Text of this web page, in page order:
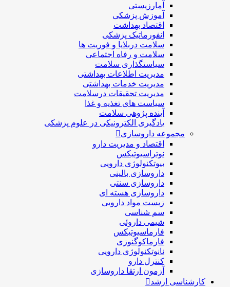
آمارزیستی
آموزش پزشکی
اقتصاد بهداشت
انفورماتیک پزشکی
سلامت دربلايا و فوريت ها
سلامت و رفاه اجتماعی
سیاستگذاری سلامت
مدیریت اطلاعات بهداشتی
مدیریت خدمات بهداشتی
مدیریت تحقیقات درسلامت
سیاست های تغذیه و غذا
آینده پژوهی سلامت
یادگیری الکترونیکی در علوم پزشکی
مجموعه داروسازی
اقتصاد و مديريت دارو
نوتراسیوتیکس
بيوتكنولوژی دارویی
داروسازی بالينی
داروسازی سنتی
داروسازی هسته ای
زیست مواد دارویی
سم شناسی
شيمی داروئی
فارماسيوتيكس
فارماكوگنوزی
نانوتکنولوژی دارویی
كنترل دارو
آزمون ارتقا داروسازی
کارشناسی ارشد